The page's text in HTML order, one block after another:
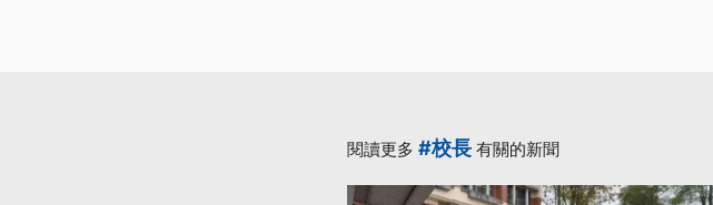
閱讀更多 #校長 有關的新聞